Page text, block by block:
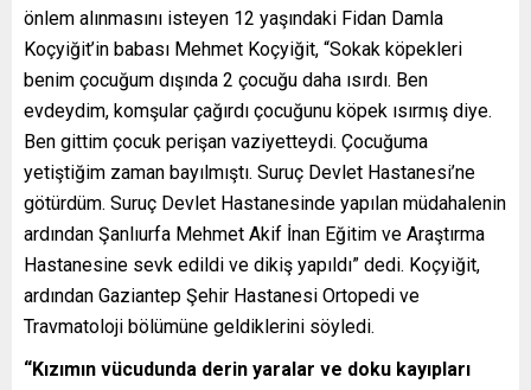
önlem alınmasını isteyen 12 yaşındaki Fidan Damla
Koçyiğit’in babası Mehmet Koçyiğit, “Sokak köpekleri
benim çocuğum dışında 2 çocuğu daha ısırdı. Ben
evdeydim, komşular çağırdı çocuğunu köpek ısırmış diye.
Ben gittim çocuk perişan vaziyetteydi. Çocuğuma
yetiştiğim zaman bayılmıştı. Suruç Devlet Hastanesi’ne
götürdüm. Suruç Devlet Hastanesinde yapılan müdahalenin
ardından Şanlıurfa Mehmet Akif İnan Eğitim ve Araştırma
Hastanesine sevk edildi ve dikiş yapıldı” dedi. Koçyiğit,
ardından Gaziantep Şehir Hastanesi Ortopedi ve
Travmatoloji bölümüne geldiklerini söyledi.
“Kızımın vücudunda derin yaralar ve doku kayıpları